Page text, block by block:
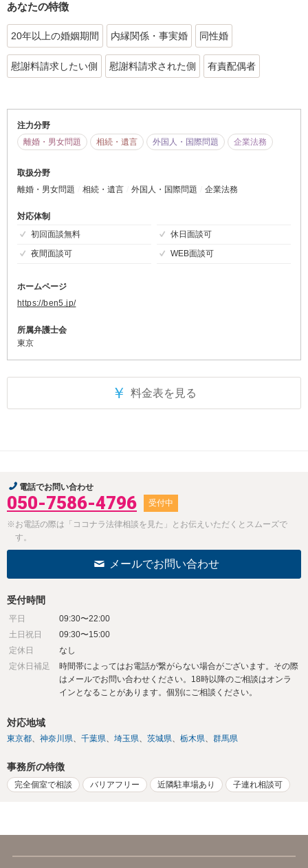
あなたの特徴
20年以上の婚姻期間 内縁関係・事実婚 同性婚
慰謝料請求したい側 慰謝料請求された側 有責配偶者
注力分野
離婚・男女問題
相続・遺言 外国人・国際問題 企業法務
取扱分野
離婚・男女問題
相続・遺言 外国人・国際問題 企業法務
対応体制
初回面談無料
休日面談可
夜間面談可
WEB面談可
ホームページ
https://ben5.jp/
所属弁護士会
東京
￥ 料金表を見る
電話でお問い合わせ
050-7586-4796 受付中
※お電話の際は「ココナラ法律相談を見た」とお伝えいただくとスムーズで
す。
メールでお問い合わせ
受付時間
平日
09:30〜22:00
土日祝日
09:30〜15:00
定休日
なし
定休日補足
時間帯によってはお電話が繋がらない場合がございます。その際
はメールでお問い合わせください。18時以降のご相談はオンラ
インとなることがあります。個別にご相談ください。
対応地域
東京都 神奈川県 千葉県 埼玉県 茨城県 栃木県 群馬県
事務所の特徴
完全個室で相談 バリアフリー 近隣駐車場あり 子連れ相談可